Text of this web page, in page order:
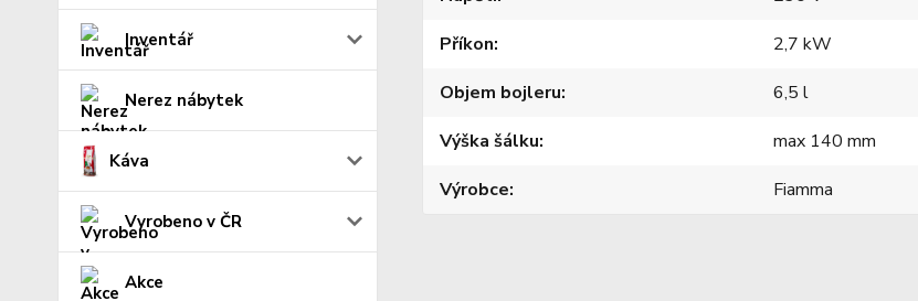
Inventář
Nerez nábytek
Káva
Vyrobeno v ČR
Akce
Příkon
2,7 kW
Objem bojleru
6,5 l
Výška šálku
max 140 mm
Výrobce
Fiamma